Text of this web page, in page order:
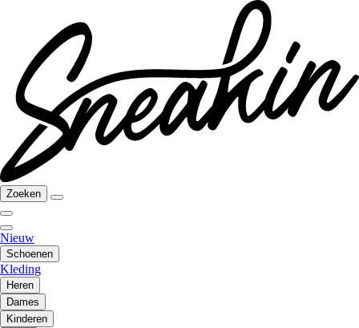
Zoeken
Nieuw
Schoenen
Kleding
Heren
Dames
Kinderen